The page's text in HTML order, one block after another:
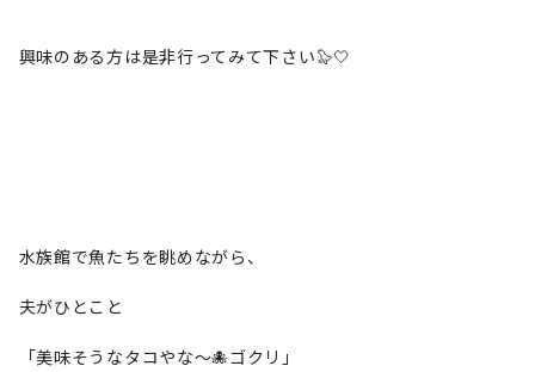
興味のある方は是非行ってみて下さい🦭🤍
水族館で魚たちを眺めながら、
夫がひとこと
「美味そうなタコやな〜🐙ゴクリ」